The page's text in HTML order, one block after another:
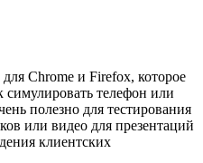
Chrome и Firefox, которое
симулировать телефон или
полезно для тестирования
или видео для презентаций
клиентских